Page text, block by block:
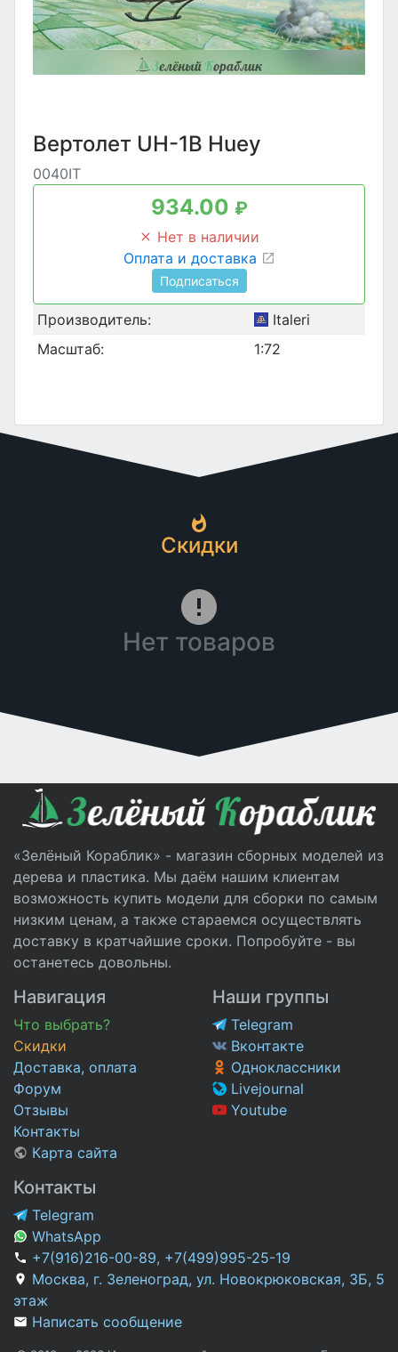
Вертолет UH-1B Huey
0040IT
934.00 ₽
Нет в наличии
Оплата и доставка
Подписаться
Производитель:
Italeri
Масштаб:
1:72
Скидки
Нет товаров
«Зелёный Кораблик» - магазин сборных моделей из
дерева и пластика. Мы даём нашим клиентам
возможность купить модели для сборки по самым
низким ценам, а также стараемся осуществлять
доставку в кратчайшие сроки. Попробуйте - вы
останетесь довольны.
Навигация
Что выбрать?
Скидки
Доставка, оплата
Форум
Отзывы
Контакты
Карта сайта
Наши группы
Telegram
Вконтакте
Одноклассники
Livejournal
Youtube
Контакты
Telegram
WhatsApp
+7(916)216-00-89, +7(499)995-25-19
Москва, г. Зеленоград, ул. Новокрюковская, 3Б, 5
этаж
Написать сообщение